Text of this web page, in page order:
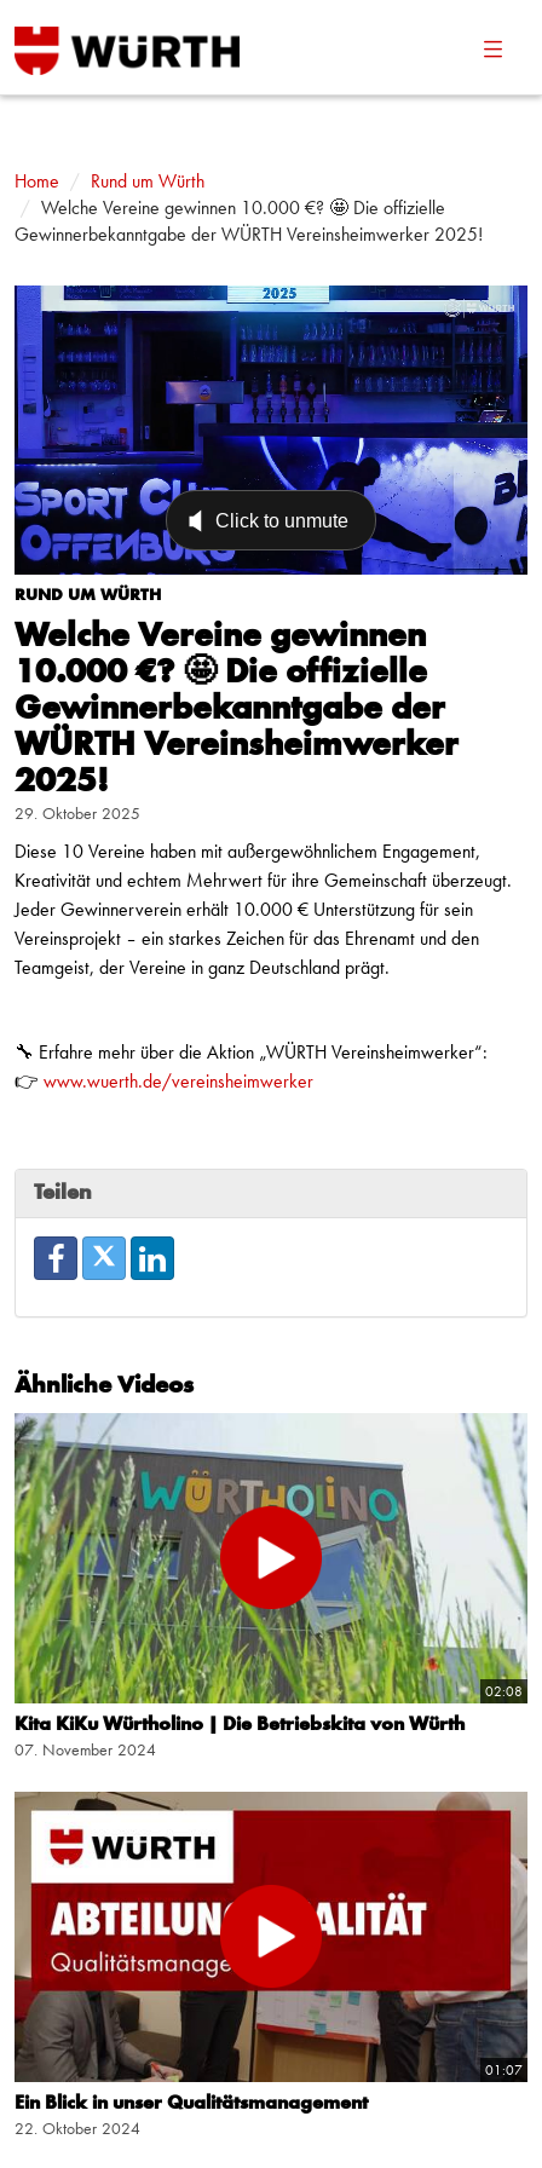
Home
Rund um Würth
Welche Vereine gewinnen 10.000 €? 🤩 Die offizielle
Gewinnerbekanntgabe der WÜRTH Vereinsheimwerker 2025!
RUND UM WÜRTH
Welche Vereine gewinnen
10.000 €? 🤩 Die offizielle
Gewinnerbekanntgabe der
WÜRTH Vereinsheimwerker
2025!
29. Oktober 2025
Diese 10 Vereine haben mit außergewöhnlichem Engagement,
Kreativität und echtem Mehrwert für ihre Gemeinschaft überzeugt.
Jeder Gewinnerverein erhält 10.000 € Unterstützung für sein
Vereinsprojekt – ein starkes Zeichen für das Ehrenamt und den
Teamgeist, der Vereine in ganz Deutschland prägt.
🔧 Erfahre mehr über die Aktion „WÜRTH Vereinsheimwerker“:
👉 www.wuerth.de/vereinsheimwerker
Teilen
Ähnliche Videos
02:08
Kita KiKu Würtholino | Die Betriebskita von Würth
07. November 2024
01:07
Ein Blick in unser Qualitätsmanagement
22. Oktober 2024